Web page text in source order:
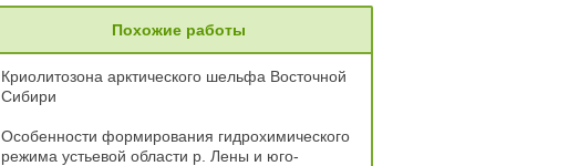
Похожие работы
Криолитозона арктического шельфа Восточной
Сибири
Особенности формирования гидрохимического
режима устьевой области р. Лены и юго-